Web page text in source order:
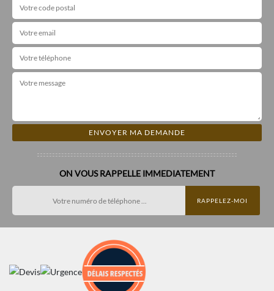
ON VOUS RAPPELLE IMMEDIATEMENT